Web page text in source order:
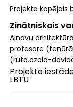
Projekta kopējais
Zinātniskais
Ainavu
profesore
(ruta.ozola-
Projekta
LBTU